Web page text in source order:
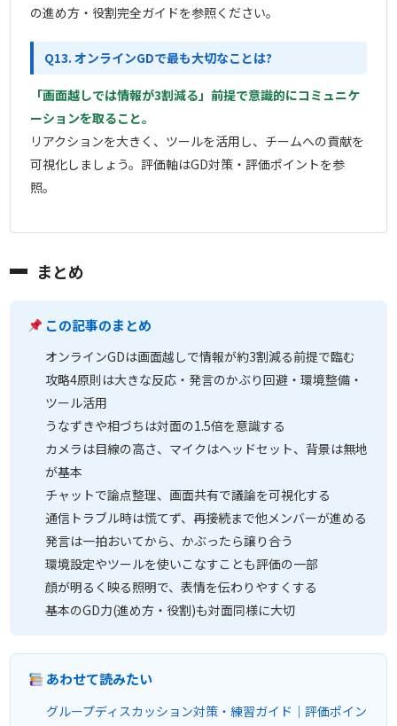
の進め方・役割完全ガイドを参照ください。
Q13. オンラインGDで最も大切なことは?
「画面越しでは情報が3割減る」前提で意識的にコミュニケ
ーションを取ること。
リアクションを大きく、ツールを活用し、チームへの貢献を
可視化しましょう。評価軸はGD対策・評価ポイントを参
照。
まとめ
この記事のまとめ
オンラインGDは画面越しで情報が約3割減る前提で臨む
攻略4原則は大きな反応・発言のかぶり回避・環境整備・
ツール活用
うなずきや相づちは対面の1.5倍を意識する
カメラは目線の高さ、マイクはヘッドセット、背景は無地
が基本
チャットで論点整理、画面共有で議論を可視化する
通信トラブル時は慌てず、再接続まで他メンバーが進める
発言は一拍おいてから、かぶったら譲り合う
環境設定やツールを使いこなすことも評価の一部
顔が明るく映る照明で、表情を伝わりやすくする
基本のGD力(進め方・役割)も対面同様に大切
あわせて読みたい
グループディスカッション対策・練習ガイド｜評価ポイン